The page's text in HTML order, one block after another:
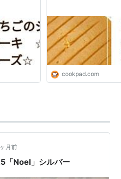
cookpad.com
月前
「Noel」シルバー